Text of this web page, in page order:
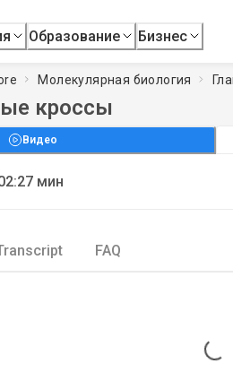
Образование Бизнес
Молекулярная биология
кроссы
Видео
мин
FAQ
Loading...